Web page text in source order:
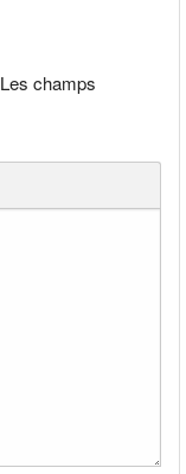
Les champs